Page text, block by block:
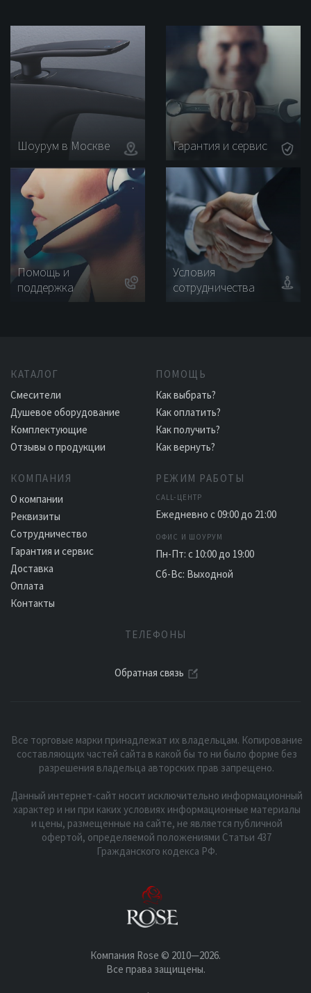
Шоурум в Москве Гарантия и сервис
Помощь и
поддержка
Условия
сотрудничества
КАТАЛОГ
Смесители
Душевое оборудование
Комплектующие
Отзывы о продукции
ПОМОЩЬ
Как выбрать?
Как оплатить?
Как получить?
Как вернуть?
КОМПАНИЯ
О компании
Реквизиты
Сотрудничество
Гарантия и сервис
Доставка
Оплата
Контакты
РЕЖИМ РАБОТЫ
CALL-ЦЕНТР
Ежедневно с 09:00 до 21:00
ОФИС И ШОУРУМ
Пн-Пт: с 10:00 до 19:00
Сб-Вс: Выходной
ТЕЛЕФОНЫ
Обратная связь
Компания Rose © 2010—2026.
Все права защищены.
Все торговые марки принадлежат их владельцам. Копирование
составляющих частей сайта в какой бы то ни было форме без
разрешения владельца авторских прав запрещено.
Данный интернет-сайт носит исключительно информационный
характер и ни при каких условиях информационные материалы
и цены, размещенные на сайте, не является публичной
офертой, определяемой положениями Статьи 437
Гражданского кодекса РФ.